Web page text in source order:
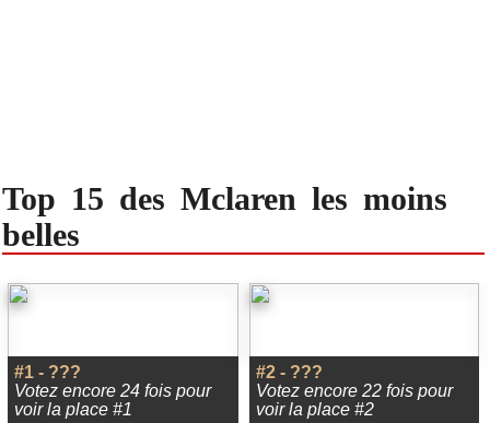
Top 15 des Mclaren les moins
belles
#1 - ???
Votez encore 24 fois pour
voir la place #1
#2 - ???
Votez encore 22 fois pour
voir la place #2